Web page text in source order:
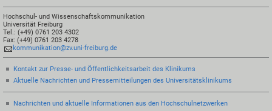
Hochschul- und Wissenschaftskommunikation
Universität Freiburg
Tel.: (+49) 0761 203 4302
Fax: (+49) 0761 203 4278
kommunikation@zv.uni-freiburg.de
Kontakt zur Presse- und Öffentlichkeitsarbeit des Klinikums
Aktuelle Nachrichten und Pressemitteilungen des Universitätsklinikums
Nachrichten und aktuelle Informationen aus den Hochschulnetzwerken